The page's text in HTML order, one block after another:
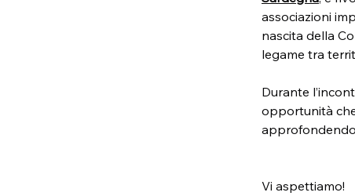
associazioni
nascita della
legame tra
Durante
opportunità
Vi aspettiamo!